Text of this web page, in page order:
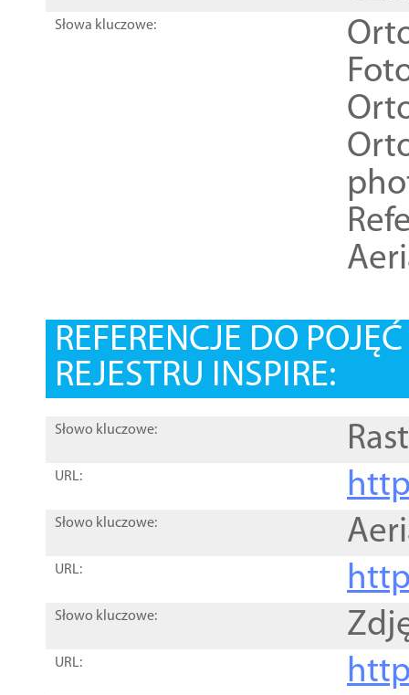
Słowa kluczowe:
REFERENCJE DO
REJESTRU INSPIRE:
Słowo kluczowe:
URL:
Słowo kluczowe:
URL:
Słowo kluczowe:
URL: